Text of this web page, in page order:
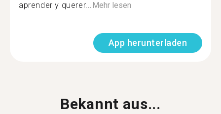
aprender y querer...Mehr lesen
App herunterladen
Bekannt aus...